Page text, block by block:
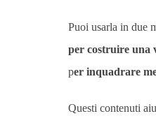
Puoi usarla in due
per costruire una
per inquadrare
Questi contenuti